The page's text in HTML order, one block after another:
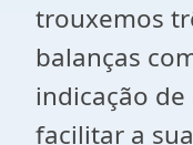
trouxemos
balanças
indicação
facilitar a